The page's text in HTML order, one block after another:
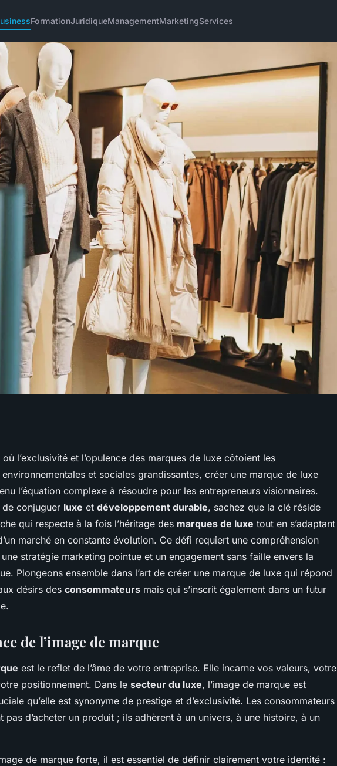
FormationJuridiqueManagementMarketingServices
marque de luxe
l’exclusivité et l’opulence des marques de luxe côtoient les
et sociales grandissantes, créer une marque de luxe
l’équation complexe à résoudre pour les entrepreneurs visionnaires.
conjuguer luxe et développement durable, sachez que la clé réside
qui respecte à la fois l’héritage des marques de luxe tout en s’adaptant
marché en constante évolution. Ce défi requiert une compréhension
stratégie marketing pointue et un engagement sans faille envers la
Plongeons ensemble dans l’art de créer une marque de luxe qui répond
désirs des consommateurs mais qui s’inscrit également dans un futur
de l’image de marque
est le reflet de l’âme de votre entreprise. Elle incarne vos valeurs, votre
positionnement. Dans le secteur du luxe, l’image de marque est
qu’elle est synonyme de prestige et d’exclusivité. Les consommateurs
pas d’acheter un produit ; ils adhèrent à un univers, à une histoire, à un
de marque forte, il est essentiel de définir clairement votre identité :